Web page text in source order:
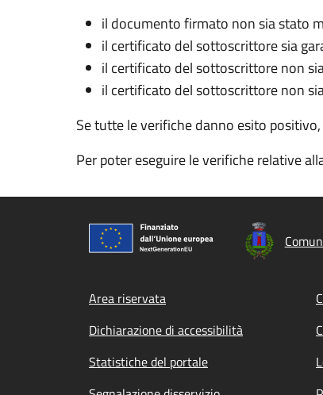
il documento firmato non sia stato
il certificato del sottoscrittore sia
il certificato del sottoscrittore non
il certificato del sottoscrittore non
Se tutte le verifiche danno esito
Per poter eseguire le verifiche relative
Footer menu
Area riservata
Dichiarazione di accessibilità
Statistiche del portale